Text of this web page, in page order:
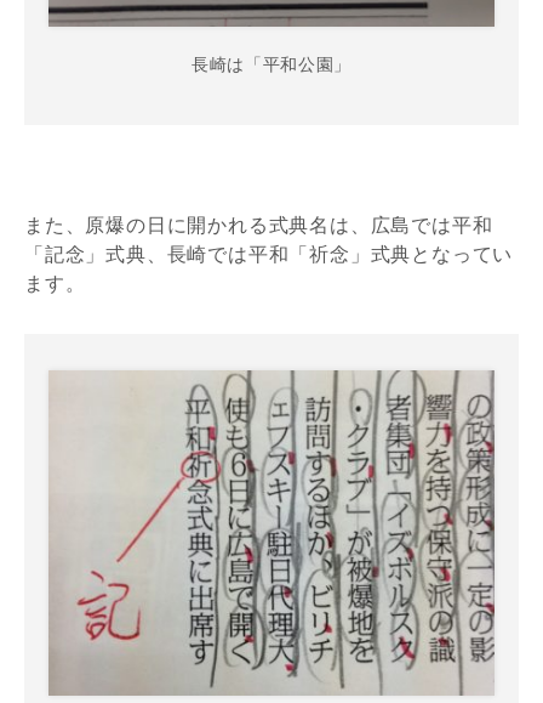
長崎は「平和公園」
また、原爆の日に開かれる式典名は、広島では平和
「記念」式典、長崎では平和「祈念」式典となってい
ます。